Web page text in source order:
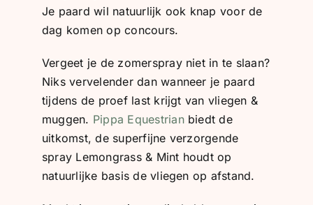
Je paard wil natuurlijk ook knap voor de
dag komen op concours.
Vergeet je de zomerspray niet in te slaan?
Niks vervelender dan wanneer je paard
tijdens de proef last krijgt van vliegen &
muggen. Pippa Equestrianbiedt de
uitkomst, de superfijne verzorgende
spray Lemongrass & Mint houdt op
natuurlijke basis de vliegen op afstand.